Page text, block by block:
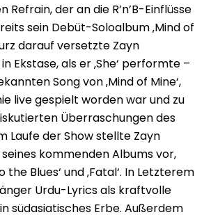
Refrain, der an die R’n’B-Einflüsse
sein Debüt-Soloalbum ‚Mind of
darauf versetzte Zayn
Ekstase, als er ‚She‘ performte –
Song von ‚Mind of Mine‘,
live gespielt worden war und zu
Überraschungen des
Laufe der Show stellte Zayn
kommenden Albums vor,
the Blues‘ und ‚Fatal‘. In Letzterem
Urdu-Lyrics als kraftvolle
südasiatisches Erbe. Außerdem